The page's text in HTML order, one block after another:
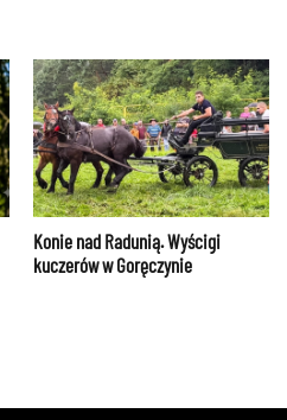
Konie nad Radunią. Wyścigi
kuczerów w Goręczynie